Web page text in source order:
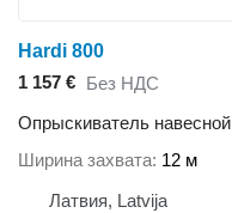
Hardi 800
1 157 € Без НДС
Опрыскиватель навесной
Ширина захвата 12 м
Латвия, Latvija